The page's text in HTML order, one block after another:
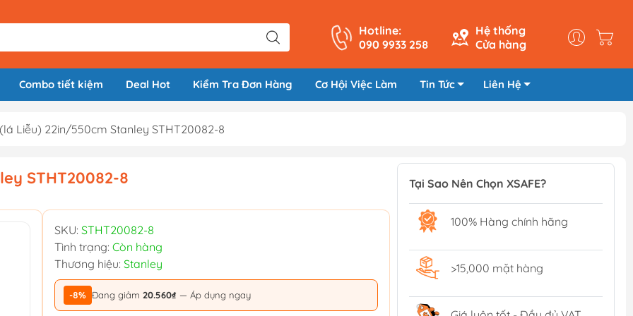
Hotline:
090 9933 258
Hệ thống
Cửa hàng
Combo tiết kiệm Deal Hot Kiểm Tra Đơn Hàng Cơ Hội Việc Làm Tin Tức Liên Hệ
Liễu) 22in/550cm Stanley STHT20082-8
STHT20082-8
SKU: STHT20082-8
Tình trạng: Còn hàng
Thương hiệu: Stanley
-8% Đang giảm 20.560₫ — Áp dụng ngay
Tại Sao Nên Chọn XSAFE?
100% Hàng chính hãng
>15,000 mặt hàng